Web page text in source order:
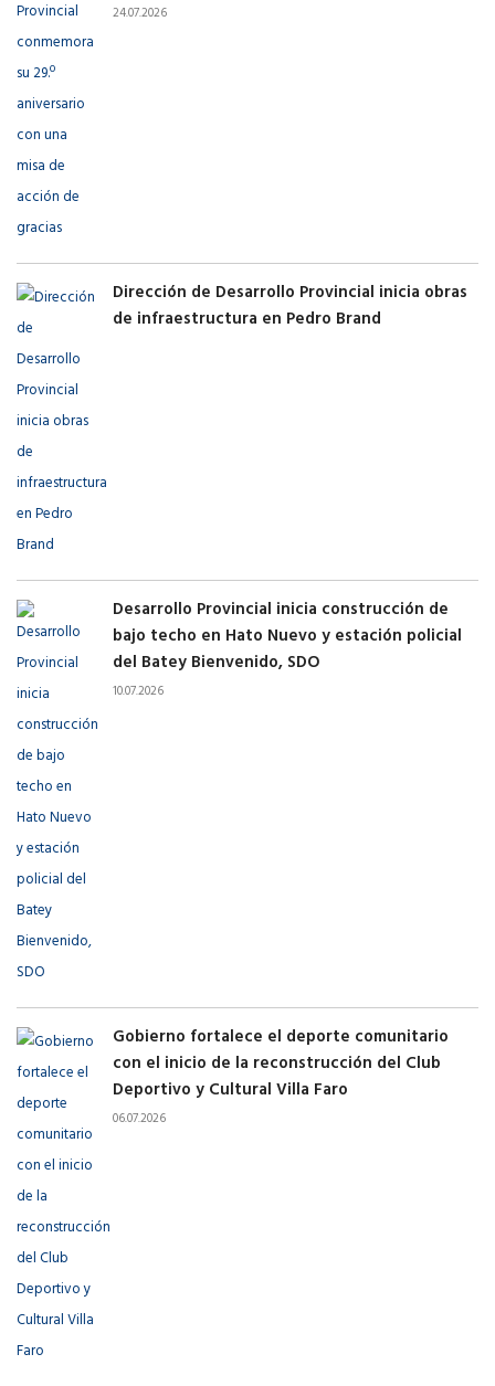
24.07.2026
Dirección de Desarrollo Provincial inicia obras
de infraestructura en Pedro Brand
Desarrollo Provincial inicia construcción de
bajo techo en Hato Nuevo y estación policial
del Batey Bienvenido, SDO
10.07.2026
Gobierno fortalece el deporte comunitario
con el inicio de la reconstrucción del Club
Deportivo y Cultural Villa Faro
06.07.2026